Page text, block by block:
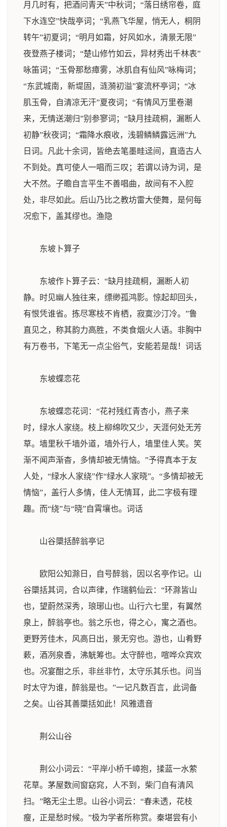
月几时有，把酒问青天”中秋词；“落日绣帘卷，庭
下水连空”快哉亭词；“乳燕飞华屋，悄无人，桐阴
转午”初夏词；“明月如霜，好风如水，清景无限”
夜登燕子楼词；“楚山修竹如云，异材秀出千林表”
咏笛词；“玉骨那愁瘴雾，冰肌自有仙风”咏梅词；
“东武城南，新堤固，涟漪初溢”宴流杯亭词；“冰
肌玉骨，自清凉无汗”夏夜词；“有情风万里卷潮
来，无情送潮归”别参寥词；“缺月挂疏桐，漏断人
初静”秋夜词；“霜降水痕收，浅碧鳞鳞露远洲”九
日词。凡此十余词，皆绝去笔墨畦迳间，直造古人
不到处。真可使人一唱而三叹；若谓以诗为词，是
大不然。子瞻自言平生不善唱曲，故间有不入腔
处，非尽如此。后山乃比之教坊雷大使舞，是何每
况愈下，盖其缪也。 渔隐
东坡卜算子
东坡作卜算子云：“缺月挂疏桐，漏断人初
静。时见幽人独往来，缥缈孤鸿影。惊起却回头，
有恨凭谁省。拣尽寒枝不肯栖，寂寞沙汀冷。”鲁
直见之，称其韵力高胜，不类食烟火人语。非胸中
有万卷书，下笔无一点尘俗气，安能若是哉！ 词话
东坡蝶恋花
东坡蝶恋花词：“花衬残红青杏小，燕子来
时，绿水人家绕。枝上柳绵吹又少，天涯何处无芳
草。墙里秋千墙外道，墙外行人，墙里佳人笑。笑
渐不闻声渐杳，多情却被无情恼。”予得真本于友
人处，“绿水人家绕”作“绿水人家晓”。“多情却被无
情恼”，盖行人多情，佳人无情耳，此二字极有理
趣。而“绕”与“晓”自霄壤也。 词话
山谷檃括醉翁亭记
欧阳公知滁日，自号醉翁，因以名亭作记。山
谷檃括其词，合以声律，作瑞鹤仙云：“环滁皆山
也，望蔚然深秀，琅琊山也。山行六七里，有翼然
泉上，醉翁亭也。翁之乐也，得之心，寓之酒也。
更野芳佳木，风高日出，景无穷也。游也，山肴野
蔌，酒冽泉香，沸觥筹也。太守醉也，喧哗众宾欢
也。况宴酣之乐，非丝非竹，太守乐其乐也。问当
时太守为谁，醉翁是也。”一记凡数百言，此词备
之矣。山谷其善檃括如此！ 风雅遗音
荆公山谷
荆公小词云：“平岸小桥千嶂抱，揉蓝一水萦
花草。茅屋数间窗窈窕，人不到，柴门自有清风
扫。”略无尘土思。山谷小词云：“春未透，花枝
瘦，正是愁时候。”极为学者所称赏。秦堪尝有小